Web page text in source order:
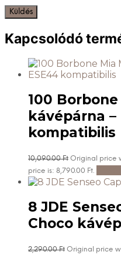
Kapcsolódó
100
kávépárna –
kompatibilis
10,090.00Ft Original price
price is: 8,790.00 Ft.
8 JDE
Choco
2,290.00Ft Original price